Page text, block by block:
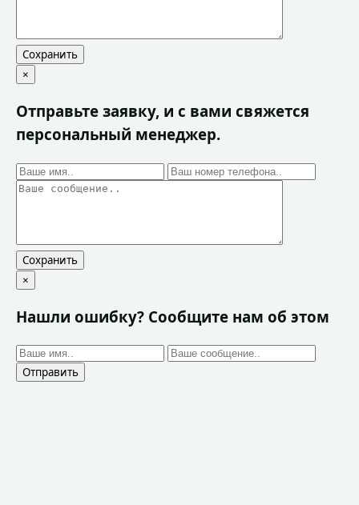
Сохранить
×
Отправьте заявку, и с вами свяжется
персональный менеджер.
Сохранить
×
Нашли ошибку? Сообщите нам об этом
Отправить